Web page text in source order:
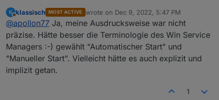
Adapter prüft normalerweise beim Start die Lizenz.
Wenn er das nicht kann dann bleibt vis in der UI
quasi "dunkel". Aber ja natürlich, da bei einem
neustart von iobroker auch vis neu gestartet wird
ists nicht ganz falsch :-)
Andere Adapter haben hiermit nix zu tun.
K
Offline
klassisch MOST ACTIVE wrote on Dec 9, 2022, 5:47 PM
last edited by
@apollon77 Ja, meine Ausdrucksweise war nicht
präzise. Hätte besser die Terminologie des Win Service
Managers :-) gewählt "Automatischer Start" und
"Manueller Start". Vielleicht hätte es auch explizit und
implizit getan.
1